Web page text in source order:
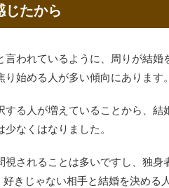
じたから
われているように、周りが結婚
始める人が多い傾向にあります。
る人が増えていることから、結
なくはなりました。
されることは多いですし、独身
きじゃない相手と結婚を決める